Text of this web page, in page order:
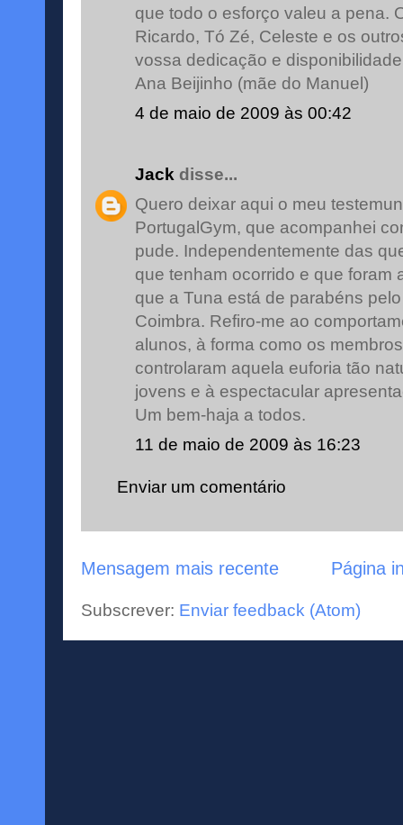
que todo o esforço valeu a pena.
Ricardo, Tó Zé, Celeste e os
vossa dedicação e
Ana Beijinho (mãe do Manuel)
4 de maio de 2009 às 00:42
Jack disse...
Quero deixar aqui o meu
PortugalGym, que acompanhei
pude. Independentemente das
que tenham ocorrido e que foram
que a Tuna está de parabéns
Coimbra. Refiro-me ao
alunos, à forma como os
controlaram aquela euforia tão
jovens e à espectacular
Um bem-haja a todos.
11 de maio de 2009 às 16:23
Enviar um comentário
Mensagem mais recente Página
Subscrever: Enviar feedback (Atom)